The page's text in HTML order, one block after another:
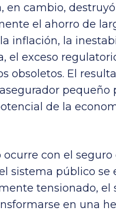
en cambio, destruyó
el ahorro de
inflación, la
el exceso
obsoletos. El
pequeño
de la
ocurre con el seguro
sistema público se
tensionado, el
en una